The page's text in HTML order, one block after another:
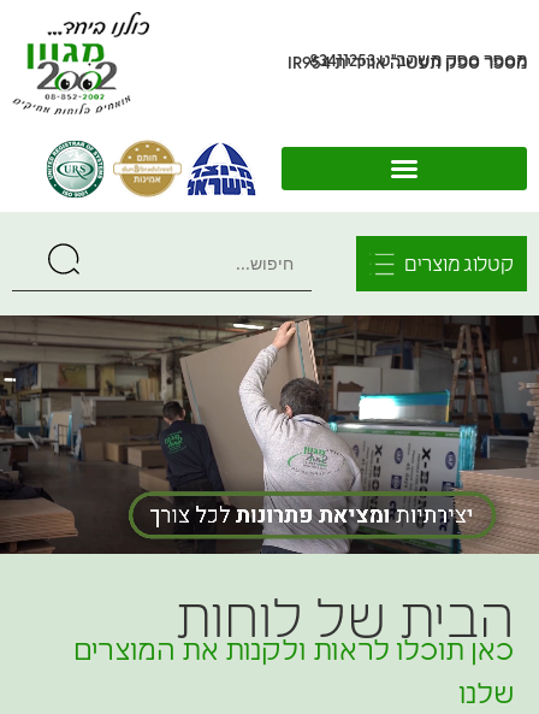
מספר ספק משהב"ט 83411253
מספר ספק תעשיה אווירית IR954
קטלוג מוצרים
הבית של לוחות
כאן תוכלו לראות ולקנות את המוצרים
שלנו